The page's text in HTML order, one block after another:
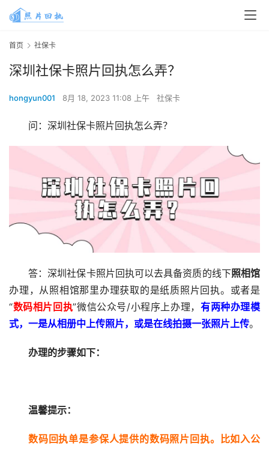
首页 社保卡
深圳社保卡照片回执怎么弄？
hongyun001 8月 18, 2023 11:08 上午 社保卡
问：深圳社保卡照片回执怎么弄？
答：深圳社保卡照片回执可以去具备资质的线下照相馆
办理，从照相馆那里办理获取的是纸质照片回执。或者是
“数码相片回执”微信公众号/小程序上办理， 有两种办理模
式，一是从相册中上传照片，或是在线拍摄一张照片上传。
办理的步骤如下：
温馨提示：
数码回执单是参保人提供的数码照片回执。比如入公